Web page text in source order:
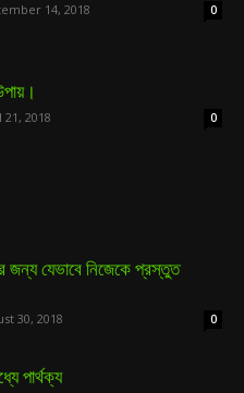
14, 2018 0
2018 0
জন্য যেভাবে নিজেকে প্রস্তুত
30, 2018 0
পার্থক্য